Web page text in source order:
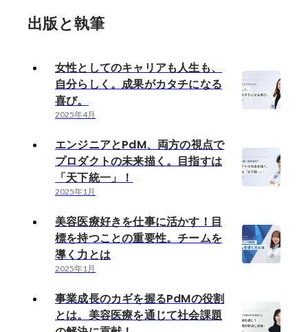
出版と執筆
女性としてのキャリアも人生も、
自分らしく。成果がカタチになる
喜び。
2025年4月
エンジニアとPdM、両方の視点で
プロダクトの未来描く。目指すは
「天下統一」！
2025年1月
美容医療好きを仕事に活かす！目
標を持つことの重要性。チームを
導く力とは
2025年1月
事業成長のカギを握るPdMの役割
とは。美容医療を通じて社会課題